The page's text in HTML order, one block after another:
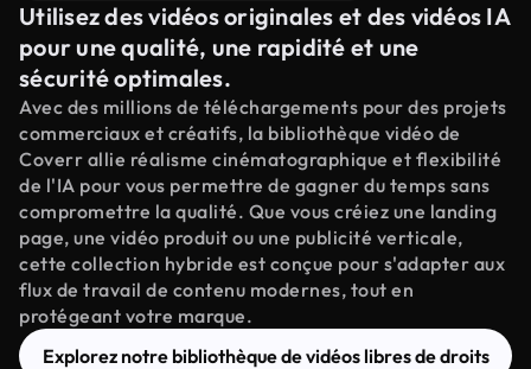
Utilisez des vidéos originales et des vidéos IA
pour une qualité, une rapidité et une
sécurité optimales.
Avec des millions de téléchargements pour des projets
commerciaux et créatifs, la bibliothèque vidéo de
Coverr allie réalisme cinématographique et flexibilité
de l'IA pour vous permettre de gagner du temps sans
compromettre la qualité. Que vous créiez une landing
page, une vidéo produit ou une publicité verticale,
cette collection hybride est conçue pour s'adapter aux
flux de travail de contenu modernes, tout en
protégeant votre marque.
Explorez notre bibliothèque de vidéos libres de droits